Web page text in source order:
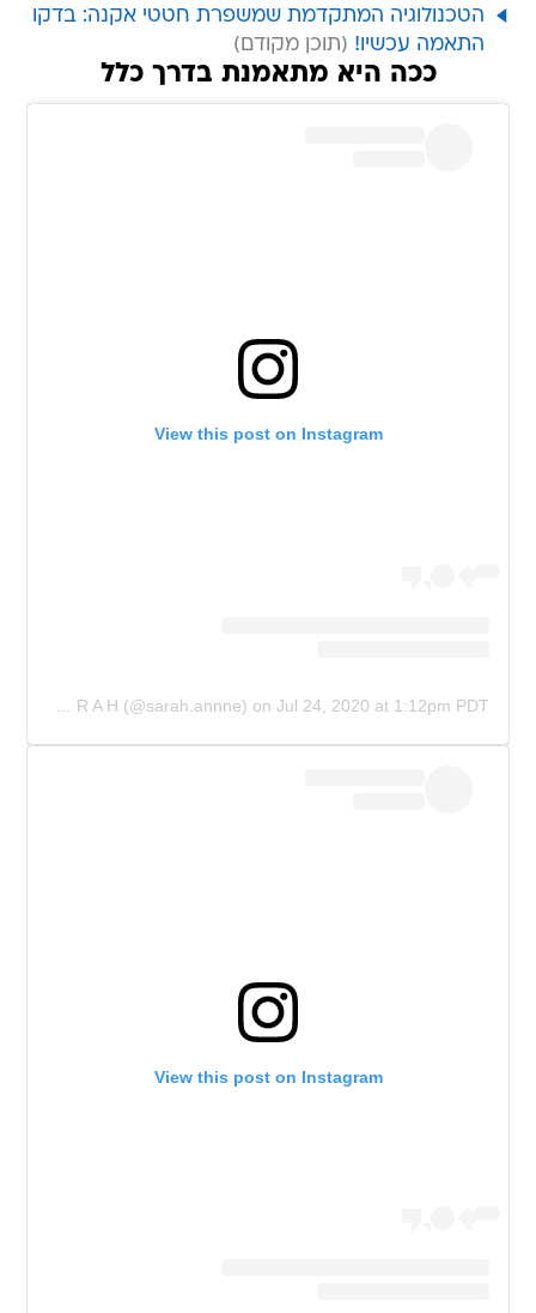
הטכנולוגיה המתקדמת שמשפרת חטטי אקנה: בדקו
התאמה עכשיו!
ככה היא מתאמנת בדרך כלל
View this post on Instagram
A post shared by S A R A H (@sarah.annne) on Jul 24, 2020 at 1:12pm PDT
View this post on Instagram